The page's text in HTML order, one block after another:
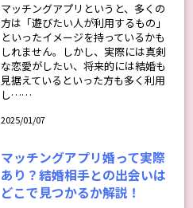
マッチングアプリというと、多くの
方は「遊びたい人が利用するもの」
といったイメージを持っているかも
しれません。しかし、実際には真剣
な恋愛がしたい、将来的には結婚も
見据えているといった方も多く利用
し……
2025/01/07
マッチングアプリ婚って実際
あり？結婚相手との出会いは
どこで見つかるか解説！